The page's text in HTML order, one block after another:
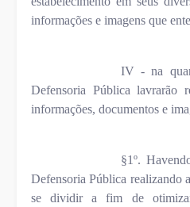
informações e imagens que
IV - na
Defensoria Pública lavrarão
informações, documentos e
§1º.
Defensoria Pública realizando
se dividir a fim de